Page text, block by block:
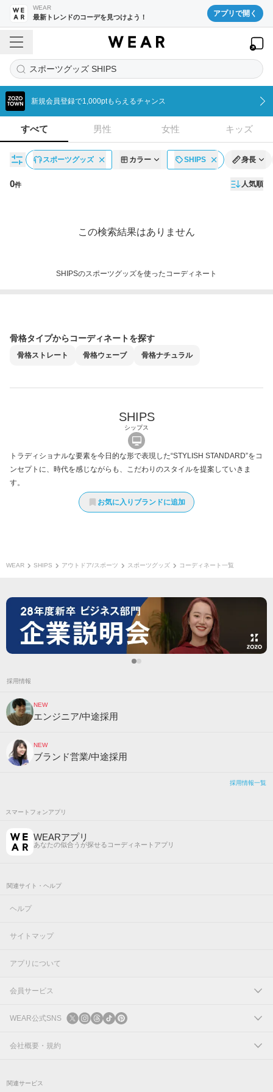
WEAR
最新トレンドのコーデを見つけよう！ アプリで開く
スポーツグッズ SHIPS
新規会員登録で1,000ptもらえるチャンス
すべて 男性 女性 キッズ
スポーツグッズ カラー SHIPS 身長
0件 人気順
この検索結果はありません
SHIPSのスポーツグッズを使ったコーディネート
骨格タイプからコーディネートを探す
骨格ストレート 骨格ウェーブ 骨格ナチュラル
SHIPS
シップス
トラディショナルな要素を今日的な形で表現した“STYLISH STANDARD”をコ
ンセプトに、時代を感じながらも、こだわりのスタイルを提案していきま
す。
お気に入りブランドに追加
WEAR SHIPS アウトドア/スポーツ スポーツグッズ コーディネート一覧
採用情報
NEW
エンジニア/中途採用
NEW
ブランド営業/中途採用
採用情報一覧
スマートフォンアプリ
WEARアプリ
あなたの似合うが探せるコーディネートアプリ
関連サイト・ヘルプ
ヘルプ
サイトマップ
アプリについて
会員サービス
ログイン
新規会員登録
WEAR公式SNS
X
会社概要・規約
関連サービス